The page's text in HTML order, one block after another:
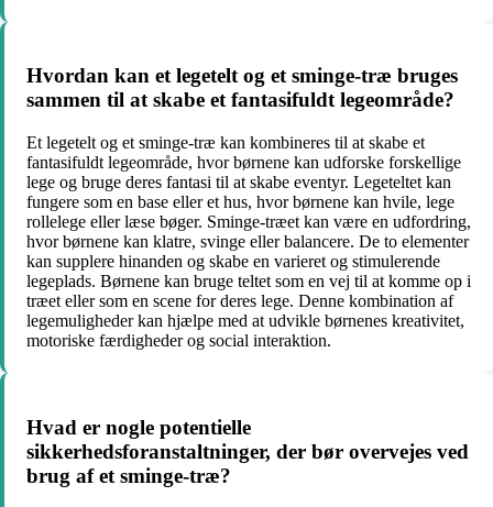
Hvordan kan et legetelt og et sminge-træ bruges
sammen til at skabe et fantasifuldt legeområde?
Et legetelt og et sminge-træ kan kombineres til at skabe et
fantasifuldt legeområde, hvor børnene kan udforske forskellige
lege og bruge deres fantasi til at skabe eventyr. Legeteltet kan
fungere som en base eller et hus, hvor børnene kan hvile, lege
rollelege eller læse bøger. Sminge-træet kan være en udfordring,
hvor børnene kan klatre, svinge eller balancere. De to elementer
kan supplere hinanden og skabe en varieret og stimulerende
legeplads. Børnene kan bruge teltet som en vej til at komme op i
træet eller som en scene for deres lege. Denne kombination af
legemuligheder kan hjælpe med at udvikle børnenes kreativitet,
motoriske færdigheder og social interaktion.
Hvad er nogle potentielle
sikkerhedsforanstaltninger, der bør overvejes ved
brug af et sminge-træ?